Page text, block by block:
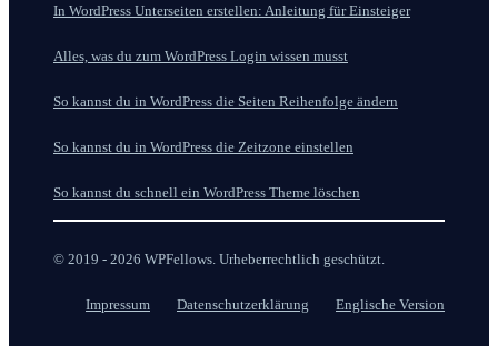
In WordPress Unterseiten erstellen: Anleitung für Einsteiger
Alles, was du zum WordPress Login wissen musst
So kannst du in WordPress die Seiten Reihenfolge ändern
So kannst du in WordPress die Zeitzone einstellen
So kannst du schnell ein WordPress Theme löschen
© 2019 - 2026 WPFellows. Urheberrechtlich geschützt.
Impressum Datenschutzerklärung Englische Version